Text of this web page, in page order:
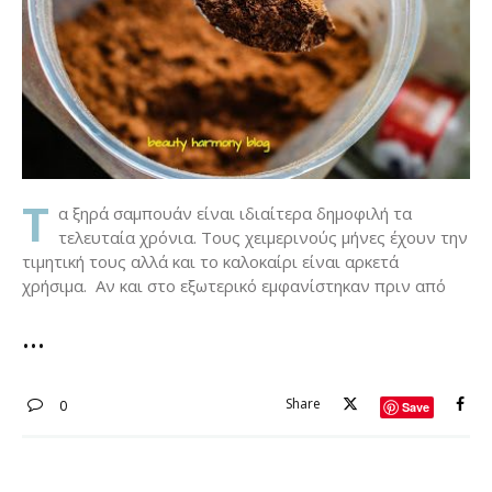
Τ α ξηρά σαμπουάν είναι ιδιαίτερα δημοφιλή τα
τελευταία χρόνια. Τους χειμερινούς μήνες έχουν την
τιμητική τους αλλά και το καλοκαίρι είναι αρκετά
χρήσιμα. Αν και στο εξωτερικό εμφανίστηκαν πριν από
0 Share Save